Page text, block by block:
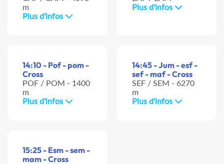
m
Plus d'infos
Plus d'infos
14:10 - Pof - pom -
Cross
POF / POM - 1400
m
Plus d'infos
14:45 - Jum - esf -
sef - maf - Cross
SEF / SEM - 6270
m
Plus d'infos
15:25 - Esm - sem -
mam - Cross